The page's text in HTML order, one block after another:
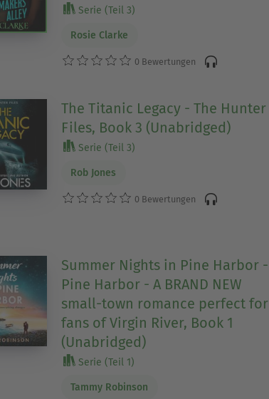
Serie (Teil 3)
Rosie Clarke
0 Bewertungen
The Titanic Legacy - The Hunter
Files, Book 3 (Unabridged)
Serie (Teil 3)
Rob Jones
0 Bewertungen
Summer Nights in Pine Harbor -
Pine Harbor - A BRAND NEW
small-town romance perfect for
fans of Virgin River, Book 1
(Unabridged)
Serie (Teil 1)
Tammy Robinson